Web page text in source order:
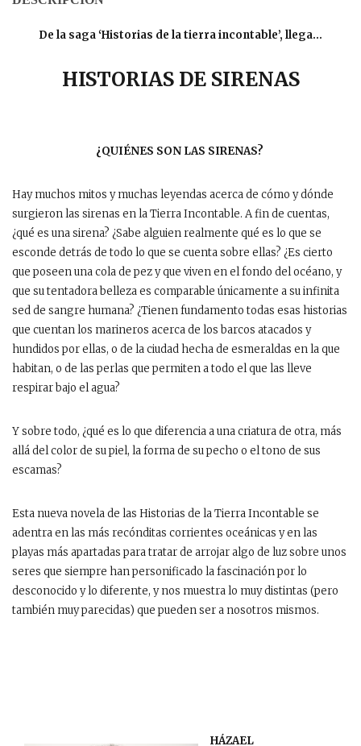
De la saga ‘Historias de la tierra incontable’, llega…
HISTORIAS DE SIRENAS
¿QUIÉNES SON LAS SIRENAS?
Hay muchos mitos y muchas leyendas acerca de cómo y dónde
surgieron las sirenas en la Tierra Incontable. A fin de cuentas,
¿qué es una sirena? ¿Sabe alguien realmente qué es lo que se
esconde detrás de todo lo que se cuenta sobre ellas? ¿Es cierto
que poseen una cola de pez y que viven en el fondo del océano, y
que su tentadora belleza es comparable únicamente a su infinita
sed de sangre humana? ¿Tienen fundamento todas esas historias
que cuentan los marineros acerca de los barcos atacados y
hundidos por ellas, o de la ciudad hecha de esmeraldas en la que
habitan, o de las perlas que permiten a todo el que las lleve
respirar bajo el agua?
Y sobre todo, ¿qué es lo que diferencia a una criatura de otra, más
allá del color de su piel, la forma de su pecho o el tono de sus
escamas?
Esta nueva novela de las Historias de la Tierra Incontable se
adentra en las más recónditas corrientes oceánicas y en las
playas más apartadas para tratar de arrojar algo de luz sobre unos
seres que siempre han personificado la fascinación por lo
desconocido y lo diferente, y nos muestra lo muy distintas (pero
también muy parecidas) que pueden ser a nosotros mismos.
HÁZAEL